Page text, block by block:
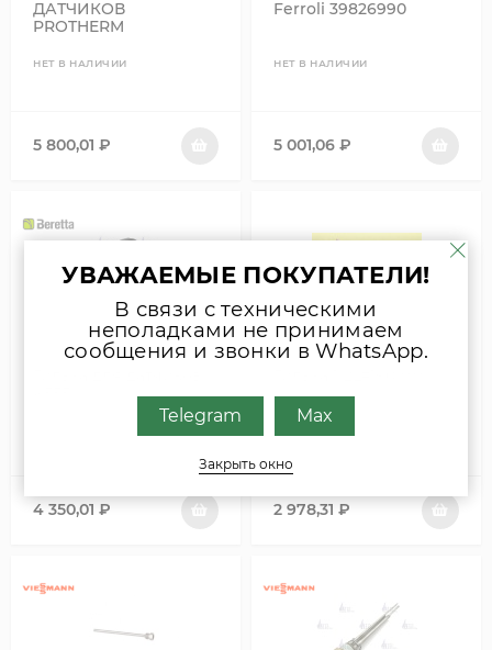
ДАТЧИКОВ
PROTHERM
НЕТ В НАЛИЧИИ
5 800,01 ₽
Ferroli 39826990
НЕТ В НАЛИЧИИ
5 001,06 ₽
4 350,01 ₽ 2 978,31 ₽
УВАЖАЕМЫЕ ПОКУПАТЕЛИ!
В связи с техническими
неполадками не принимаем
сообщения и звонки в WhatsApp.
Telegram Max
Закрыть окно